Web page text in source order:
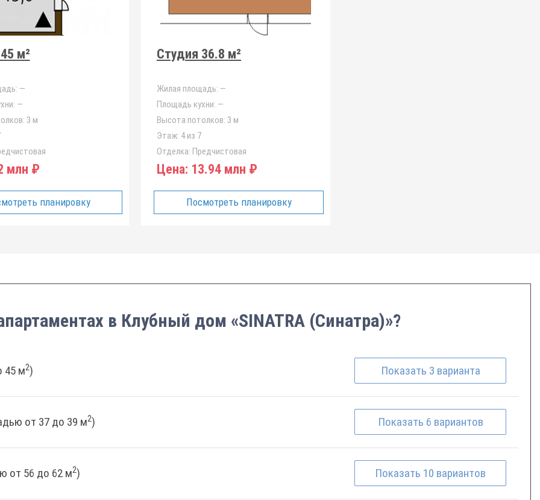
м²
—
—
3 м
млн ₽
планировку
Студия 36.8 м²
Жилая площадь: —
Площадь кухни: —
Высота потолков: 3 м
Этаж: 4 из 7
Отделка: Предчистовая
Цена: 13.94 млн ₽
Посмотреть планировку
в Клубный дом «SINATRA (Синатра)»?
45 м2) Показать 3 варианта
от 37 до 39 м2) Показать 6 вариантов
от 56 до 62 м2) Показать 10 вариантов